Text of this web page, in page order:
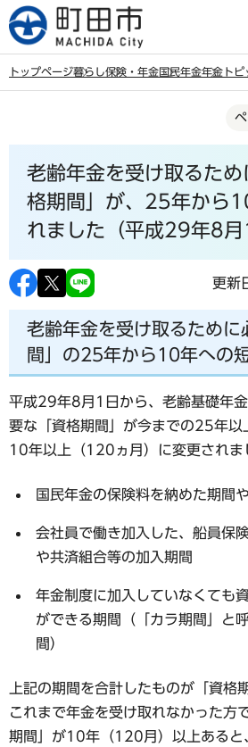
こ
の
トップページ暮らし保険・年金国民年金年金トピ
老齢年金を受け取るた
格期間」が、25年から
れました（平成29年8月
更新
老齢年金を受け取るために
間」の25年から10年への
平成29年8月1日から、老齢基礎年
要な 「資格期間」が今までの25年
10年以上（120ヵ月）に変更されま
国民年金の保険料を納めた期間
会社員で働き加入した、船員保
や共済組合等の加入期間
年金制度に加入していなくても
ができる期間（「カラ期間」と
間）
上記の期間を合計したものが「資格
これまで年金を受け取れなかった方
期間」が10年（120月）以上あると